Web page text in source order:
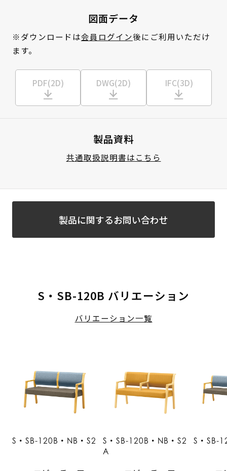
図面データ
※ダウンロードは会員ログイン後にご利用いただけ
ます。
PDF(2D) DWG(2D) IFC(3D)
製品資料
共通取扱説明書はこちら
製品に関するお問い合わせ
S・SB-120B バリエーション
バリエーション一覧
S・SB-120B・NB・S2
S・SB-120B・NB・S2
A
S・SB-